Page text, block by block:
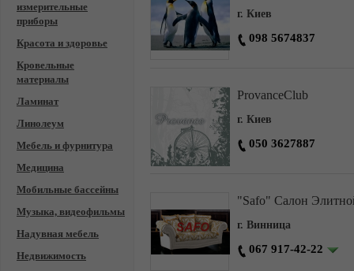
измерительные
приборы
Красота и здоровье
Кровельные
материалы
Ламинат
Линолеум
Мебель и фурнитура
Медицина
Мобильные бассейны
Музыка, видеофильмы
Надувная мебель
Недвижимость
г. Киев
098 5674837
ProvanceClub
г. Киев
050 3627887
"Safo" Салон
г. Винница
067 917-42-22